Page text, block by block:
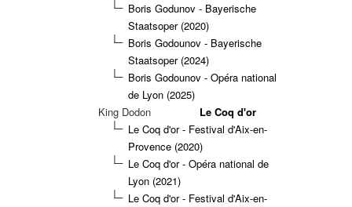
Boris Godunov - Bayerische
Staatsoper (2020)
Boris Godounov - Bayerische
Staatsoper (2024)
Boris Godounov - Opéra national
de Lyon (2025)
King Dodon
Le Coq d'or
Le Coq d'or - Festival d'Aix-en-
Provence (2020)
Le Coq d'or - Opéra national de
Lyon (2021)
Le Coq d'or - Festival d'Aix-en-